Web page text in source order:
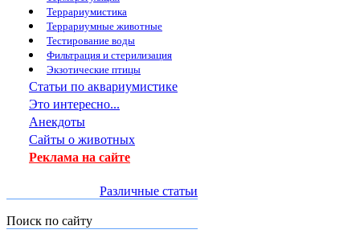
Террариумистика
Террариумные животные
Тестирование воды
Фильтрация и стерилизация
Экзотические птицы
Статьи по аквариумистике
Это интересно...
Анекдоты
Сайты о животных
Реклама на сайте
Различные статьи
Поиск по сайту